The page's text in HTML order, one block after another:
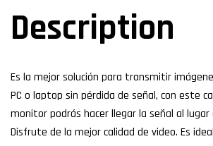
Description
Es la mejor solución para transmitir
PC o laptop sin pérdida de señal, con este
monitor podrás hacer llegar la señal al lugar
Disfrute de la mejor calidad de video. Es